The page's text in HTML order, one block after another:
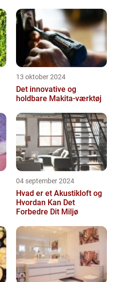
13 oktober 2024
Det innovative og
holdbare Makita-værktøj
04 september 2024
Hvad er et Akustikloft og
Hvordan Kan Det
Forbedre Dit Miljø